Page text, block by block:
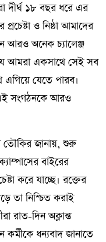
দীর্ঘ ১৮ বছর ধরে এর
ও নিষ্ঠা আমাদের
আরও অনেক চ্যালেঞ্জ
আমরা একসাথে সেই সব
যেতে পারব।
সংগঠনকে আরও
তৌকির জানায়, শুরু
বাইরের
করে যাচ্ছে। রক্তের
তা নিশ্চিত করাই
রাত-দিন অক্লান্ত
ধন্যবাদ জানাতে